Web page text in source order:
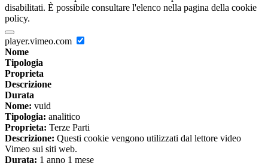
disabilitati. È possibile consultare l'elenco nella pagina della cookie
policy.
player.vimeo.com
Nome
Tipologia
Proprieta
Descrizione
Durata
Nome: vuid
Tipologia: analitico
Proprieta: Terze Parti
Descrizione: Questi cookie vengono utilizzati dal lettore video
Vimeo sui siti web.
Durata: 1 anno 1 mese